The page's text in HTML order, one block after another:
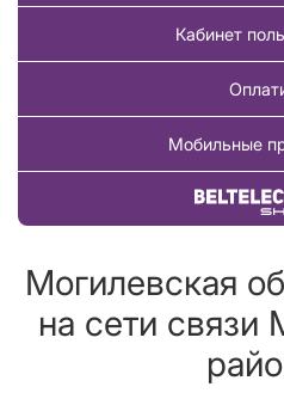
Кабинет
Мобильные
Купить
Могилевская
на сети связи